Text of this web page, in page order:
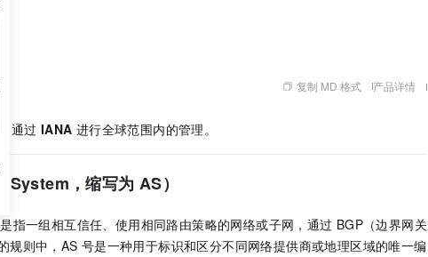
复制 MD 格式 产品详情
通过 IANA 进行全球范围内的管理。
System，缩写为 AS）
指一组相互信任、使用相同路由策略的网络或子网，通过 BGP（边界网关
规则中，AS 号是一种用于标识和区分不同网络提供商或地理区域的唯一编